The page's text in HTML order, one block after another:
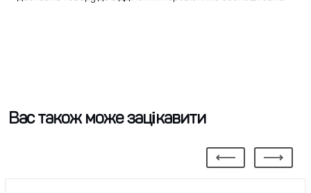
Вас також може зацікавити